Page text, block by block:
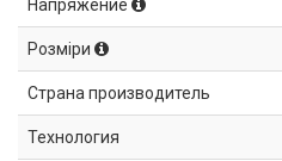
Напряжение
Розміри
Страна производитель
Технология